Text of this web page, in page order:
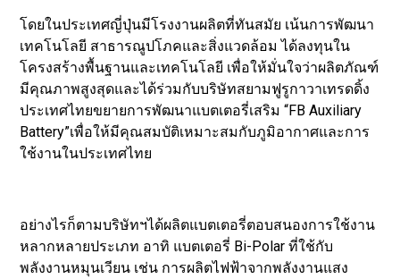
โดยในประเทศญี่ปุ่นมีโรงงานผลิตที่ทันสมัย เน้นการพัฒนา
เทคโนโลยี สาธารณูปโภคและสิ่งแวดล้อม ได้ลงทุนใน
โครงสร้างพื้นฐานและเทคโนโลยี เพื่อให้มั่นใจว่าผลิตภัณฑ์
มีคุณภาพสูงสุดและได้ร่วมกับบริษัทสยามฟูรูกาวาเทรดดิ้ง
ประเทศไทยขยายการพัฒนาแบตเตอรี่เสริม “FB Auxiliary
Battery”เพื่อให้มีคุณสมบัติเหมาะสมกับภูมิอากาศและการ
ใช้งานในประเทศไทย
อย่างไรก็ตามบริษัทฯได้ผลิตแบตเตอรี่ตอบสนองการใช้งาน
หลากหลายประเภท อาทิ แบตเตอรี่ Bi-Polar ที่ใช้กับ
พลังงานหมุนเวียน เช่น การผลิตไฟฟ้าจากพลังงานแสง